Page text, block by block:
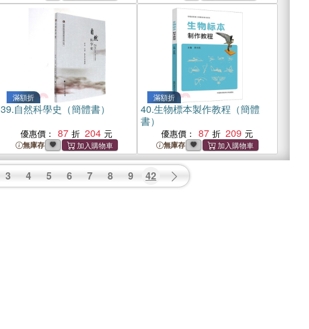
滿額折
39.自然科學史（簡體書）
優惠價： 87 204
無庫存
滿額折
40.生物標本製作教程（簡體
書）
優惠價： 87 209
無庫存
3 4 5 6 7 8 9 42